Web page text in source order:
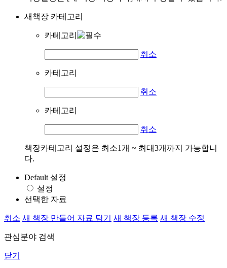
새책장 카테고리
카테고리
취소
카테고리
취소
카테고리
취소
책장카테고리 설정은 최소1개 ~ 최대3개까지 가능합니
다.
Default 설정
설정
선택한 자료
취소 새 책장 만들어 자료 담기 새 책장 등록 새 책장 수정
관심분야 검색
닫기